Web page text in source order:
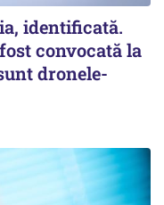
identificată.
convocată la
dronele-